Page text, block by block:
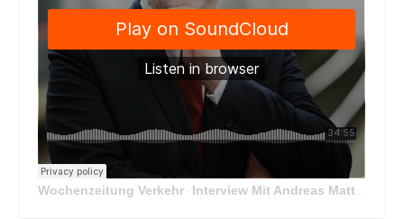
Wochenzeitung Verkehr · Interview Mit Andreas Matthä, CEO der ÖBB Holding